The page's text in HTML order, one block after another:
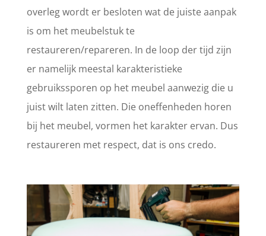
overleg wordt er besloten wat de juiste aanpak
is om het meubelstuk te
restaureren/repareren. In de loop der tijd zijn
er namelijk meestal karakteristieke
gebruikssporen op het meubel aanwezig die u
juist wilt laten zitten. Die oneffenheden horen
bij het meubel, vormen het karakter ervan. Dus
restaureren met respect, dat is ons credo.